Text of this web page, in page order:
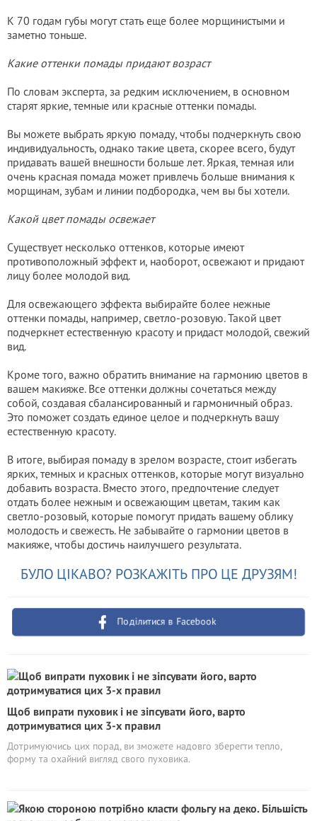
К 70 годам губы могут стать еще более морщинистыми и
заметно тоньше.
Какие оттенки помады придают возраст
По словам эксперта, за редким исключением, в основном
старят яркие, темные или красные оттенки помады.
Вы можете выбрать яркую помаду, чтобы подчеркнуть свою
индивидуальность, однако такие цвета, скорее всего, будут
придавать вашей внешности больше лет. Яркая, темная или
очень красная помада может привлечь больше внимания к
морщинам, зубам и линии подбородка, чем вы бы хотели.
Какой цвет помады освежает
Существует несколько оттенков, которые имеют
противоположный эффект и, наоборот, освежают и придают
лицу более молодой вид.
Для освежающего эффекта выбирайте более нежные
оттенки помады, например, светло-розовую. Такой цвет
подчеркнет естественную красоту и придаст молодой, свежий
вид.
Кроме того, важно обратить внимание на гармонию цветов в
вашем макияже. Все оттенки должны сочетаться между
собой, создавая сбалансированный и гармоничный образ.
Это поможет создать единое целое и подчеркнуть вашу
естественную красоту.
В итоге, выбирая помаду в зрелом возрасте, стоит избегать
ярких, темных и красных оттенков, которые могут визуально
добавить возраста. Вместо этого, предпочтение следует
отдать более нежным и освежающим цветам, таким как
светло-розовый, которые помогут придать вашему облику
молодость и свежесть. Не забывайте о гармонии цветов в
макияже, чтобы достичь наилучшего результата.
БУЛО ЦІКАВО? РОЗКАЖІТЬ ПРО ЦЕ ДРУЗЯМ!
Поділитися в Facebook
Щоб випрати пуховик і не зіпсувати його, варто
дотримуватися цих 3-х правил
Дотримуючись цих порад, ви зможете надовго зберегти тепло,
форму та охайний вигляд свого пуховика.